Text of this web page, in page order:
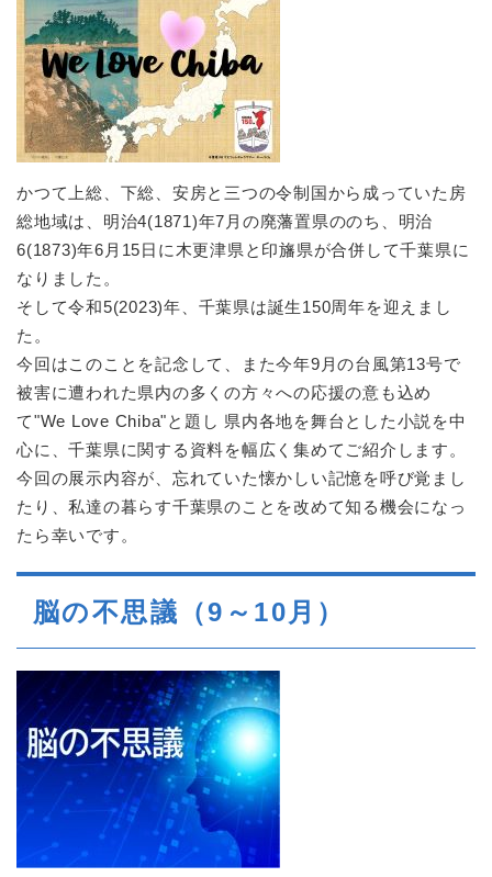
かつて上総、下総、安房と三つの令制国から成っていた房
総地域は、明治4(1871)年7月の廃藩置県ののち、明治
6(1873)年6月15日に木更津県と印旛県が合併して千葉県に
なりました。
そして令和5(2023)年、千葉県は誕生150周年を迎えまし
た。
今回はこのことを記念して、また今年9月の台風第13号で
被害に遭われた県内の多くの方々への応援の意も込め
て"We Love Chiba"と題し 県内各地を舞台とした小説を中
心に、千葉県に関する資料を幅広く集めてご紹介します。
今回の展示内容が、忘れていた懐かしい記憶を呼び覚まし
たり、私達の暮らす千葉県のことを改めて知る機会になっ
たら幸いです。
脳の不思議（9～10月）